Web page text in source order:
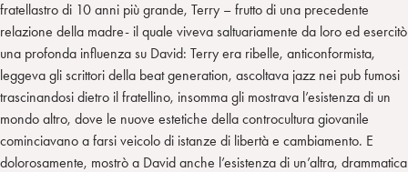
fratellastro di 10 anni più grande, Terry – frutto di una precedente
relazione della madre- il quale viveva saltuariamente da loro ed esercitò
una profonda influenza su David: Terry era ribelle, anticonformista,
leggeva gli scrittori della beat generation, ascoltava jazz nei pub fumosi
trascinandosi dietro il fratellino, insomma gli mostrava l’esistenza di un
mondo altro, dove le nuove estetiche della controcultura giovanile
cominciavano a farsi veicolo di istanze di libertà e cambiamento. E
dolorosamente, mostrò a David anche l’esistenza di un’altra, drammatica